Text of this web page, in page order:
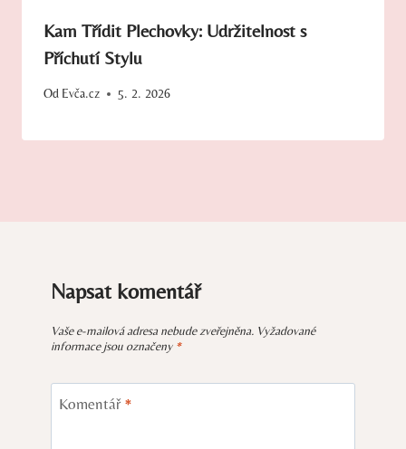
Kam Třídit Plechovky: Udržitelnost s
Příchutí Stylu
Od Evča.cz 5. 2. 2026
Napsat komentář
Vaše e-mailová adresa nebude zveřejněna. Vyžadované
informace jsou označeny *
Komentář *